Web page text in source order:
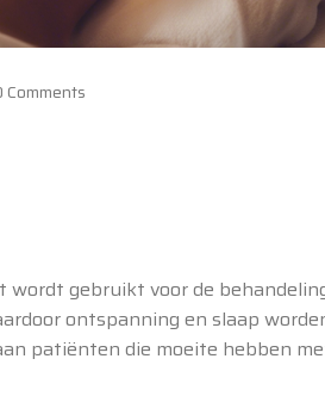
Comments
gebruikt voor de
ontspanning en slaap
patiënten die moeite hebben